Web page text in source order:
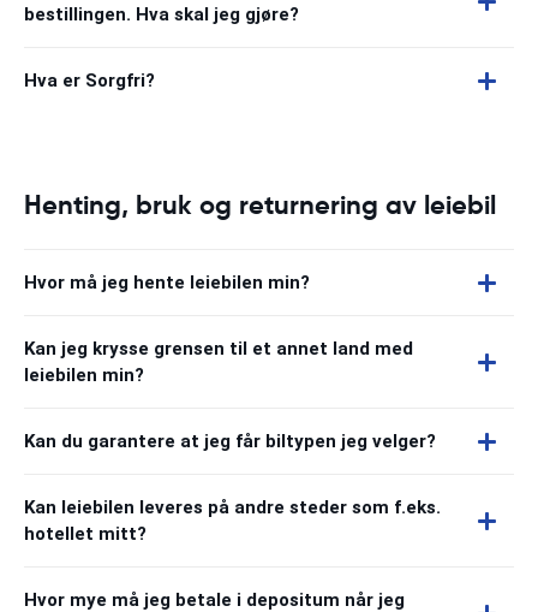
bestillingen. Hva skal jeg gjøre?
Hva er Sorgfri?
Henting, bruk og returnering av leiebil
Hvor må jeg hente leiebilen min?
Kan jeg krysse grensen til et annet land med
leiebilen min?
Kan du garantere at jeg får biltypen jeg velger?
Kan leiebilen leveres på andre steder som f.eks.
hotellet mitt?
Hvor mye må jeg betale i depositum når jeg